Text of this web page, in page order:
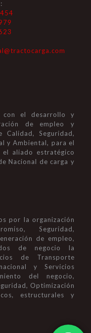
con el desarrollo y
de empleo y
Calidad, Seguridad,
y Ambiental, para el
aliado estratégico
Nacional de carga y
por la organización
Seguridad,
de empleo,
de negocio la
de Transporte
y Servicios
del negocio,
Optimización
estructurales y